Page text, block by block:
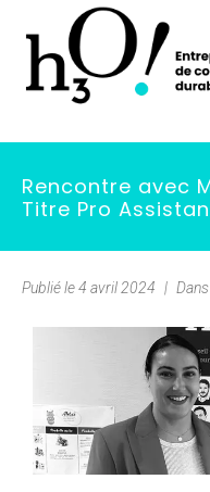
Rencontre avec
Titre Pro
Publié le4 avril 2024 Dans